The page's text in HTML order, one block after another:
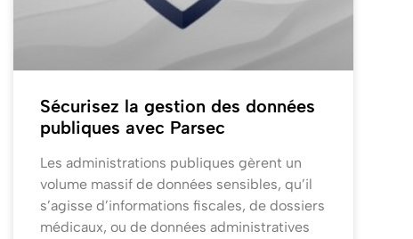
Sécurisez la gestion des données
publiques avec Parsec
Les administrations publiques gèrent un
volume massif de données sensibles, qu’il
s’agisse d’informations fiscales, de dossiers
médicaux, ou de données administratives